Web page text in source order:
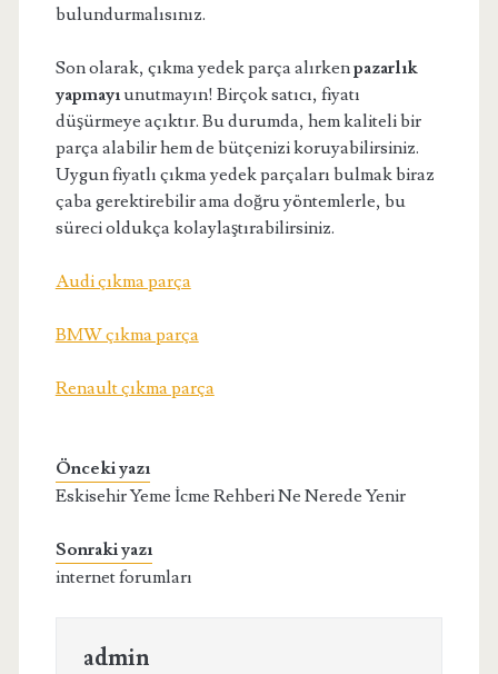
bulundurmalısınız.
Son olarak, çıkma yedek parça alırkenpazarlık
yapmayıunutmayın! Birçok satıcı, fiyatı
düşürmeye açıktır. Bu durumda, hem kaliteli bir
parça alabilir hem de bütçenizi koruyabilirsiniz.
Uygun fiyatlı çıkma yedek parçaları bulmak biraz
çaba gerektirebilir ama doğru yöntemlerle, bu
süreci oldukça kolaylaştırabilirsiniz.
Audi çıkma parça
BMW çıkma parça
Renault çıkma parça
Önceki yazı
Eskisehir Yeme İcme Rehberi Ne Nerede Yenir
Sonraki yazı
internet forumları
admin